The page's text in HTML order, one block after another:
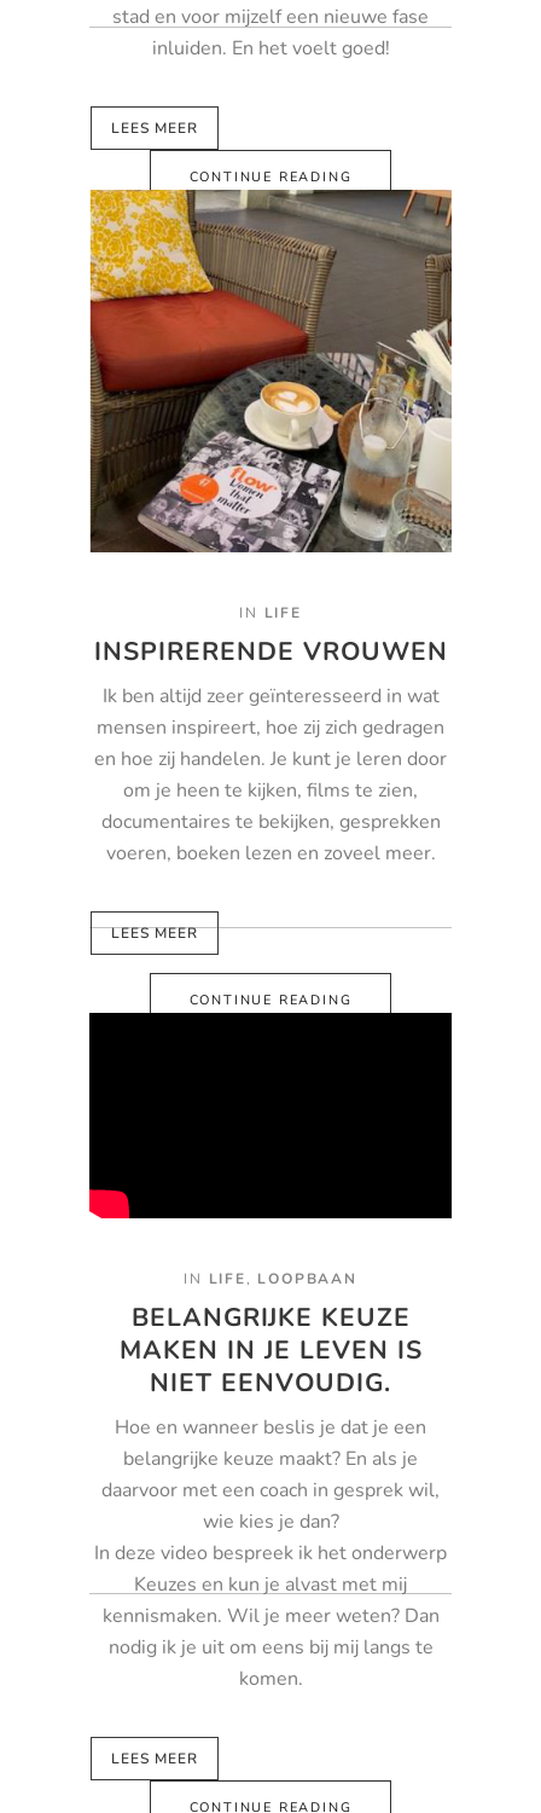
stad en voor mijzelf een nieuwe fase
inluiden. En het voelt goed!
LEES MEER
CONTINUE READING
IN LIFE
INSPIRERENDE VROUWEN
Ik ben altijd zeer geïnteresseerd in wat
mensen inspireert, hoe zij zich gedragen
en hoe zij handelen. Je kunt je leren door
om je heen te kijken, films te zien,
documentaires te bekijken, gesprekken
voeren, boeken lezen en zoveel meer.
LEES MEER
CONTINUE READING
IN LIFE, LOOPBAAN
BELANGRIJKE KEUZE
MAKEN IN JE LEVEN IS
NIET EENVOUDIG.
Hoe en wanneer beslis je dat je een
belangrijke keuze maakt? En als je
daarvoor met een coach in gesprek wil,
wie kies je dan?
In deze video bespreek ik het onderwerp
Keuzes en kun je alvast met mij
kennismaken. Wil je meer weten? Dan
nodig ik je uit om eens bij mij langs te
komen.
LEES MEER
CONTINUE READING